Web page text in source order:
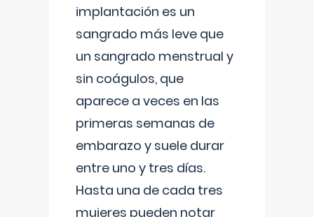
implantación es un
sangrado más leve que
un sangrado menstrual y
sin coágulos, que
aparece a veces en las
primeras semanas de
embarazo y suele durar
entre uno y tres días.
Hasta una de cada tres
mujeres pueden notar